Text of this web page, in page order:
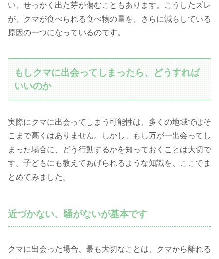
い、せっかく出た芽が傷むこともあります。こうしたズレ
が、クマが食べられる食べ物の量を、さらに減らしている
原因の一つになっているのです。
もしクマに出会ってしまったら、どうすれば
いいのか
実際にクマに出会ってしまう可能性は、多くの地域ではそ
こまで高くはありません。しかし、もし万が一出会ってし
まった場合に、どう行動するかを知っておくことは大切で
す。子どもにも教えてあげられるような知識を、ここでま
とめてみました。
近づかない、騒がないが基本です
クマに出会った場合、最も大切なことは、クマから離れる